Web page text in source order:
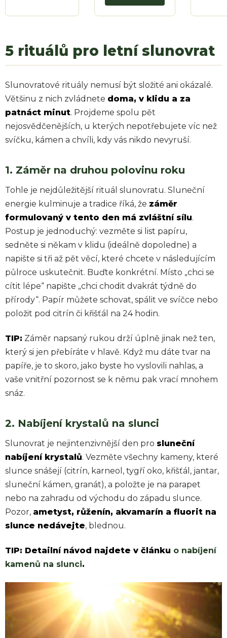
5 rituálů pro letní slunovrat
Slunovratové rituály nemusí být složité ani okázalé.
Většinu z nich zvládnete doma, v klidu a za
patnáct minut. Projdeme spolu pět
nejosvědčenějších, u kterých nepotřebujete víc než
svíčku, kámen a chvíli, kdy vás nikdo nevyruší.
1. Záměr na druhou polovinu roku
Tohle je nejdůležitější rituál slunovratu. Sluneční
energie kulminuje a tradice říká, že záměr
formulovaný v tento den má zvláštní sílu.
Postup je jednoduchý: vezměte si list papíru,
sedněte si někam v klidu (ideálně dopoledne) a
napište si tři až pět věcí, které chcete v následujícím
půlroce uskutečnit. Buďte konkrétní. Místo „chci se
cítit lépe“ napište „chci chodit dvakrát týdně do
přírody“. Papír můžete schovat, spálit ve svíčce nebo
položit pod citrín či křišťál na 24 hodin.
TIP: Záměr napsaný rukou drží úplně jinak než ten,
který si jen přebíráte v hlavě. Když mu dáte tvar na
papíře, je to skoro, jako byste ho vyslovili nahlas, a
vaše vnitřní pozornost se k němu pak vrací mnohem
snáz.
2. Nabíjení krystalů na slunci
Slunovrat je nejintenzivnější den pro sluneční
nabíjení krystalů. Vezměte všechny kameny, které
slunce snášejí (citrín, karneol, tygří oko, křišťál, jantar,
sluneční kámen, granát), a položte je na parapet
nebo na zahradu od východu do západu slunce.
Pozor, ametyst, růženín, akvamarín a fluorit na
slunce nedávejte, blednou.
TIP: Detailní návod najdete v článku o nabíjení
kamenů na slunci.